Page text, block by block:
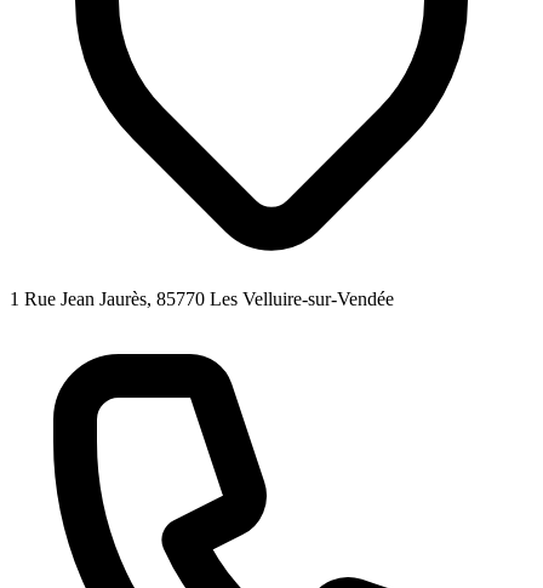
1 Rue Jean Jaurès, 85770 Les Velluire-sur-Vendée